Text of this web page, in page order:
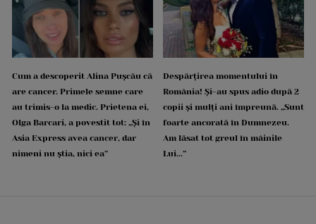
Cum a descoperit Alina Pușcău că
are cancer. Primele semne care
au trimis-o la medic. Prietena ei,
Olga Barcari, a povestit tot: „Și în
Asia Express avea cancer, dar
nimeni nu știa, nici ea”
Despărțirea momentului în
România! Și-au spus adio după 2
copii și mulți ani împreună. „Sunt
foarte ancorată în Dumnezeu.
Am lăsat tot greul în mâinile
Lui...”